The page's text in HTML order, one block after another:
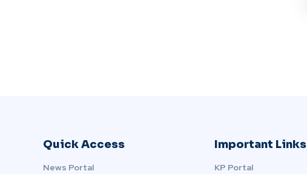
Quick Access
News Portal
Important Links
KP Portal